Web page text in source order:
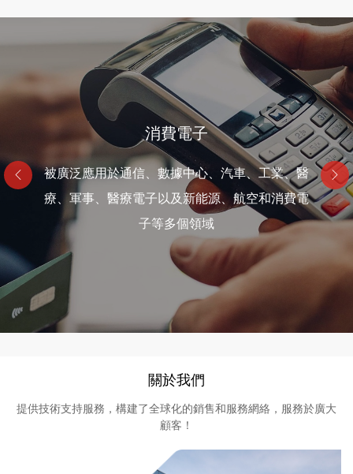
網絡通訊
被廣泛應用於通信、數據中心、汽車、工業、醫
療、軍事、醫療電子以及新能源、航空和消費電
子等多個領域
消費電子
被廣泛應用於通信、數據中心、汽車、工業、醫
療、軍事、醫療電子以及新能源、航空和消費電
子等多個領域
醫療電子
被廣泛應用於通信、數據中心、汽車、工業、醫
療、軍事、醫療電子以及新能源、航空和消費電
子等多個領域
關於我們
提供技術支持服務，構建了全球化的銷售和服務網絡，服務於廣大
顧客！